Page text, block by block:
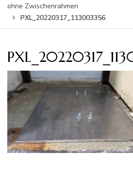
ohne Zwischenrahmen
PXL_20220317_113003356